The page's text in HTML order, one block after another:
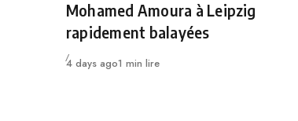
Mohamed Amoura à Leipzig
rapidement balayées
Publié
4 days ago1 min lire